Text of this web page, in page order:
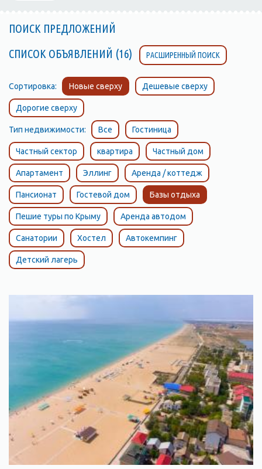
ПОИСК ПРЕДЛОЖЕНИЙ
СПИСОК ОБЪЯВЛЕНИЙ (16)
РАСШИРЕННЫЙ ПОИСК
Сортировка: Новые сверху Дешевые сверху
Дорогие сверху
Тип недвижимости: Все Гостиница
Частный сектор квартира Частный дом
Апартамент Эллинг Аренда / коттедж
Пансионат Гостевой дом Базы отдыха
Пешие туры по Крыму Аренда автодом
Санатории Хостел Автокемпинг
Детский лагерь